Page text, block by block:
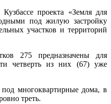
проекта «Земля для
под жилую застройку
участков и территорий
275 предназначены для
четверть из них (67) уже
многоквартирные дома, в
треть.